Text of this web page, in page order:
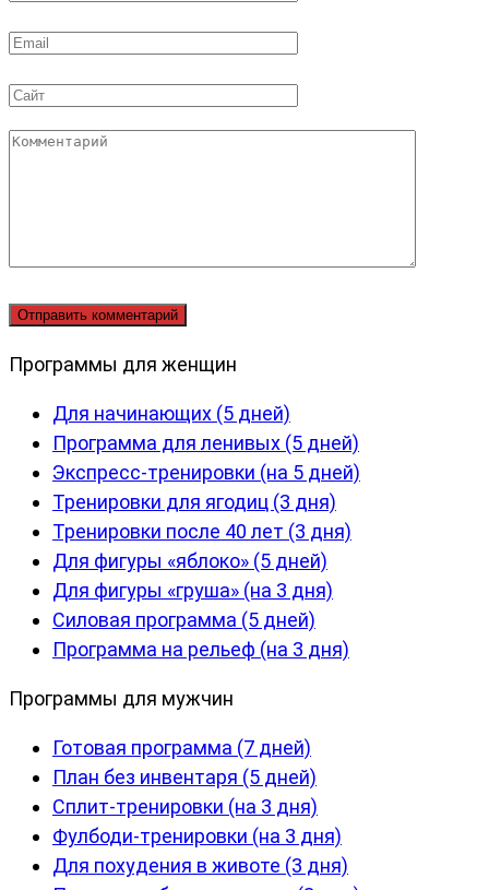
Email
Сайт
Комментарий
Программы для женщин
Для начинающих (5 дней)
Программа для ленивых (5 дней)
Экспресс-тренировки (на 5 дней)
Тренировки для ягодиц (3 дня)
Тренировки после 40 лет (3 дня)
Для фигуры «яблоко» (5 дней)
Для фигуры «груша» (на 3 дня)
Силовая программа (5 дней)
Программа на рельеф (на 3 дня)
Программы для мужчин
Готовая программа (7 дней)
План без инвентаря (5 дней)
Сплит-тренировки (на 3 дня)
Фулбоди-тренировки (на 3 дня)
Для похудения в животе (3 дня)